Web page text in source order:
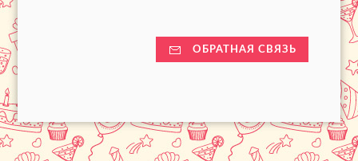
ОБРАТНАЯ СВЯЗЬ